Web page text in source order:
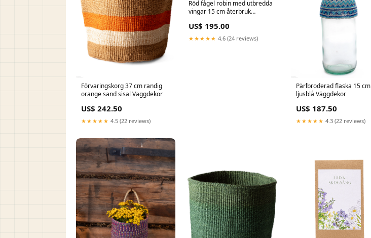
Förvaringskorg 37 cm randig
orange sand sisal Väggdekor
US$ 242.50
★★★★★ 4.5 (22 reviews)
Röd fågel robin med utbredda
vingar 15 cm återbruk
US$ 195.00
★★★★★ 4.6 (24 reviews)
Pärlbroderad flaska 15 cm
ljusblå Väggdekor
US$ 187.50
★★★★★ 4.3 (22 reviews)